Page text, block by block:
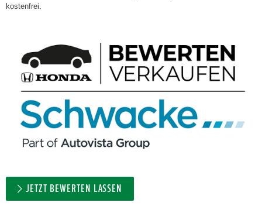
kostenfrei.
JETZT BEWERTEN LASSEN